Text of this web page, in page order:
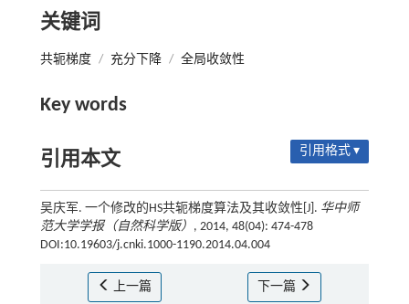
关键词
共轭梯度 / 充分下降 / 全局收敛性
Key words
引用本文 引用格式 ▾
吴庆军. 一个修改的HS共轭梯度算法及其收敛性[J]. 华中师
范大学学报（自然科学版） , 2014, 48(04): 474-478
DOI:10.19603/j.cnki.1000-1190.2014.04.004
上一篇 下一篇